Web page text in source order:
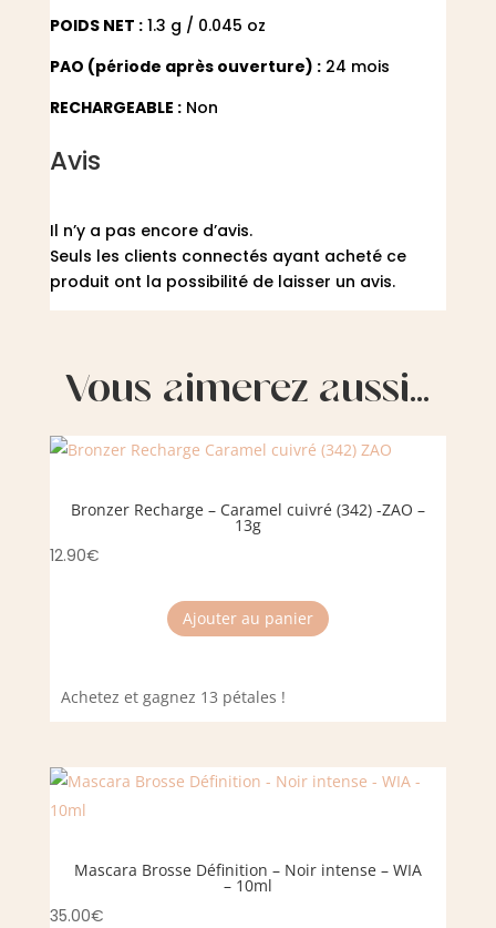
POIDS NET :1.3 g / 0.045 oz
PAO (période après ouverture) :24 mois
RECHARGEABLE :Non
Avis
Il n’y a pas encore d’avis.
Seuls les clients connectés ayant acheté ce
produit ont la possibilité de laisser un avis.
Vous aimerez aussi…
Bronzer Recharge – Caramel cuivré (342) -ZAO –
13g
12.90€
Ajouter au panier
Achetez et gagnez 13 pétales !
Mascara Brosse Définition – Noir intense – WIA
– 10ml
35.00€